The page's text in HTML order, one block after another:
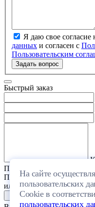
Я даю свое согласие
данных и согласен с
Пользовательским
Задать вопрос
На сайте
пользовательских
Cookie в
пользовательских
Быстрый заказ
Прикрепить файл (проект
Перетащите один или
или выберите файл на